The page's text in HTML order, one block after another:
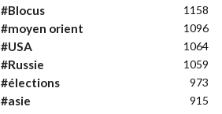
#Blocus 1158
#moyen orient 1096
#USA 1064
#Russie 1059
#élections 973
#asie 915